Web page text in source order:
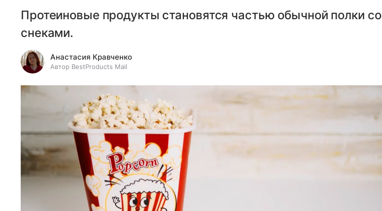
Протеиновые продукты становятся частью обычной полки со
снеками.
Анастасия Кравченко
Автор BestProducts Mail